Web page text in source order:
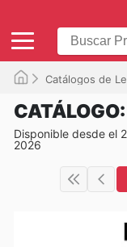
Catálogos de
Disponible desde el
2026